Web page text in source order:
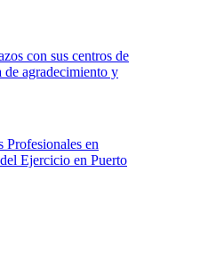
con sus centros de
de agradecimiento y
Profesionales en
Ejercicio en Puerto